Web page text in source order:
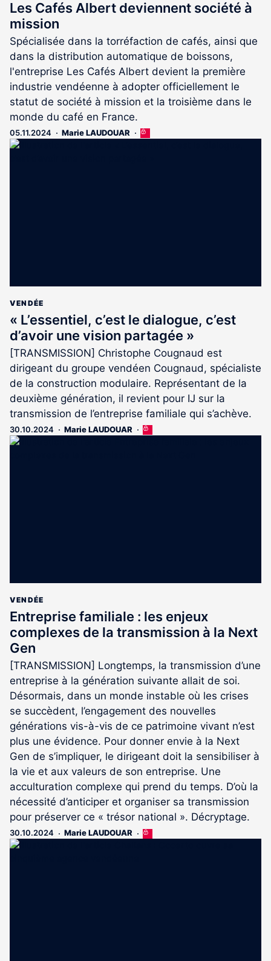
Les Cafés Albert deviennent société à
mission
Spécialisée dans la torréfaction de cafés, ainsi que
dans la distribution automatique de boissons,
l'entreprise Les Cafés Albert devient la première
industrie vendéenne à adopter officiellement le
statut de société à mission et la troisième dans le
monde du café en France.
05.11.2024 Marie LAUDOUAR
Cet
VENDÉE
« L’essentiel, c’est le dialogue, c’est
d’avoir une vision partagée »
[TRANSMISSION] Christophe Cougnaud est
dirigeant du groupe vendéen Cougnaud, spécialiste
de la construction modulaire. Représentant de la
deuxième génération, il revient pour IJ sur la
transmission de l’entreprise familiale qui s’achève.
30.10.2024 Marie LAUDOUAR
Cet
VENDÉE
Entreprise familiale : les enjeux
complexes de la transmission à la Next
Gen
[TRANSMISSION] Longtemps, la transmission d’une
entreprise à la génération suivante allait de soi.
Désormais, dans un monde instable où les crises
se succèdent, l’engagement des nouvelles
générations vis-à-vis de ce patrimoine vivant n’est
plus une évidence. Pour donner envie à la Next
Gen de s’impliquer, le dirigeant doit la sensibiliser à
la vie et aux valeurs de son entreprise. Une
acculturation complexe qui prend du temps. D’où la
nécessité d’anticiper et organiser sa transmission
pour préserver ce « trésor national ». Décryptage.
30.10.2024 Marie LAUDOUAR
Cet